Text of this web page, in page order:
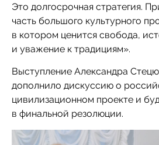
Это долгосрочная стратегия.
часть большого культурного
в котором ценится свобода,
и уважение к традициям».
Выступление Александра
дополнило дискуссию о
цивилизационном проекте и
в финальной резолюции.